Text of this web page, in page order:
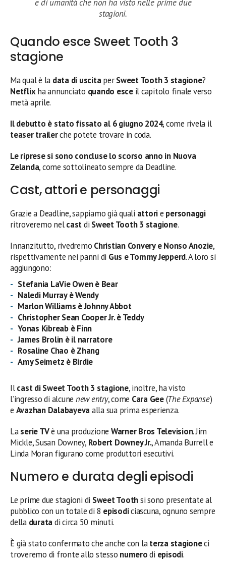
e di umanità che non ha visto nelle prime due
stagioni.
Quando esce Sweet Tooth 3
stagione
Ma qual è la data di uscitaperSweet Tooth 3 stagione?
Netflixha annunciato quando esceil capitolo finale verso
metà aprile.
Il debutto è stato fissato al 6 giugno 2024, come rivela il
teaser trailerche potete trovare in coda.
Le riprese si sono concluse lo scorso anno in Nuova
Zelanda, come sottolineato sempre da Deadline.
Cast, attori e personaggi
Grazie a Deadline, sappiamo già quali attorie personaggi
ritroveremo nelcastdi Sweet Tooth 3 stagione.
Innanzitutto, rivedremo Christian Convery e Nonso Anozie,
rispettivamente nei panni di Gus e Tommy Jepperd. A loro si
aggiungono:
Stefania LaVie Owen è Bear
Naledi Murray è Wendy
Marlon Williams è Johnny Abbot
Christopher Sean Cooper Jr. è Teddy
Yonas Kibreab è Finn
James Brolin è il narratore
Rosaline Chao è Zhang
Amy Seimetz è Birdie
Ilcast di Sweet Tooth 3 stagione, inoltre, ha visto
l’ingresso di alcune new entry, come Cara Gee(The Expanse)
e Avazhan Dalabayevaalla sua prima esperienza.
Laserie TVè una produzione Warner Bros Television. Jim
Mickle, Susan Downey, Robert Downey Jr., Amanda Burrell e
Linda Moran figurano come produttori esecutivi.
Numero e durata degli episodi
Le prime due stagioni di Sweet Toothsi sono presentate al
pubblico con un totale di 8 episodiciascuna, ognuno sempre
della duratadi circa 50 minuti.
È già stato confermato che anche con laterza stagioneci
troveremo di fronte allo stesso numerodi episodi.